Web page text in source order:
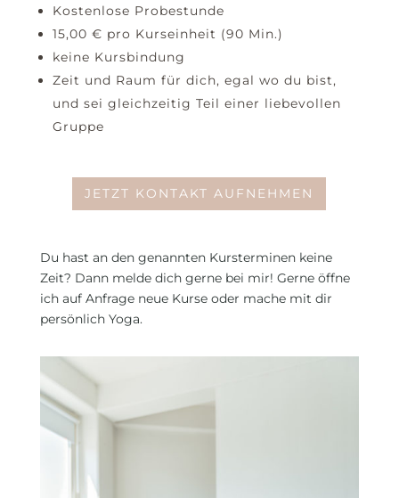
Kostenlose Probestunde
15,00 € pro Kurseinheit (90 Min.)
keine Kursbindung
Zeit und Raum für dich, egal wo du bist,
und sei gleichzeitig Teil einer liebevollen
Gruppe
JETZT KONTAKT AUFNEHMEN
Du hast an den genannten Kursterminen keine
Zeit? Dann melde dich gerne bei mir! Gerne öffne
ich auf Anfrage neue Kurse oder mache mit dir
persönlich Yoga.